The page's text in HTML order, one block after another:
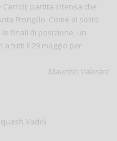
partita intensa che
Frongillo. Come al solito
finali di posizione, un
a tutti il 29 maggio per
Maurizio Valerani
Vado)